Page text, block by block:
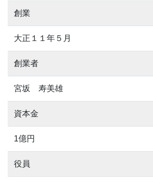
創業
大正１１年５月
創業者
宮坂 寿美雄
資本金
1億円
役員